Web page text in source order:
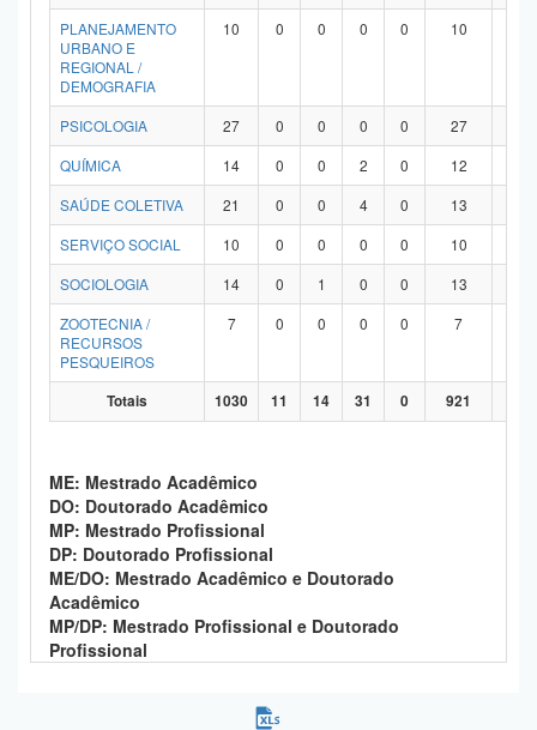
PLANEJAMENTO
URBANO E
REGIONAL /
DEMOGRAFIA
10 0 0 0 0 10
PSICOLOGIA 27 0 0 0 0 27
QUÍMICA
14 0 0 2 0 12
SAÚDE COLETIVA
21 0 0 4 0 13
SERVIÇO SOCIAL
10 0 0 0 0 10
SOCIOLOGIA
14 0 1 0 0 13
ZOOTECNIA /
RECURSOS
PESQUEIROS
7 0 0 0 0 7
Totais 1030 11 14 31 0 921
ME: Mestrado Acadêmico
DO: Doutorado Acadêmico
MP: Mestrado Profissional
DP: Doutorado Profissional
ME/DO: Mestrado Acadêmico e Doutorado
Acadêmico
MP/DP: Mestrado Profissional e Doutorado
Profissional